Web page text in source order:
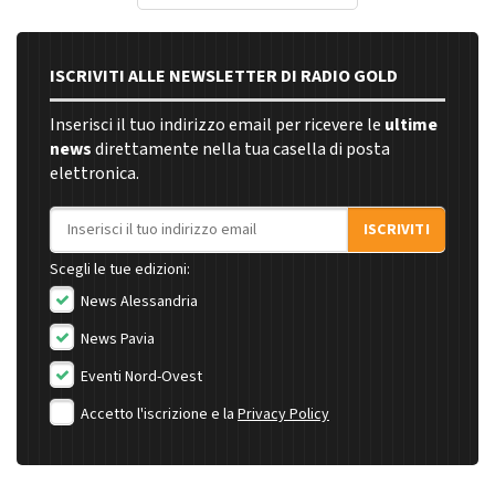
ISCRIVITI ALLE NEWSLETTER DI RADIO GOLD
Inserisci il tuo indirizzo email per ricevere le ultime
newsdirettamente nella tua casella di posta
elettronica.
Indirizzo email
ISCRIVITI
Scegli le tue edizioni:
News Alessandria
News Pavia
Eventi Nord-Ovest
Accetto l'iscrizione e la Privacy Policy